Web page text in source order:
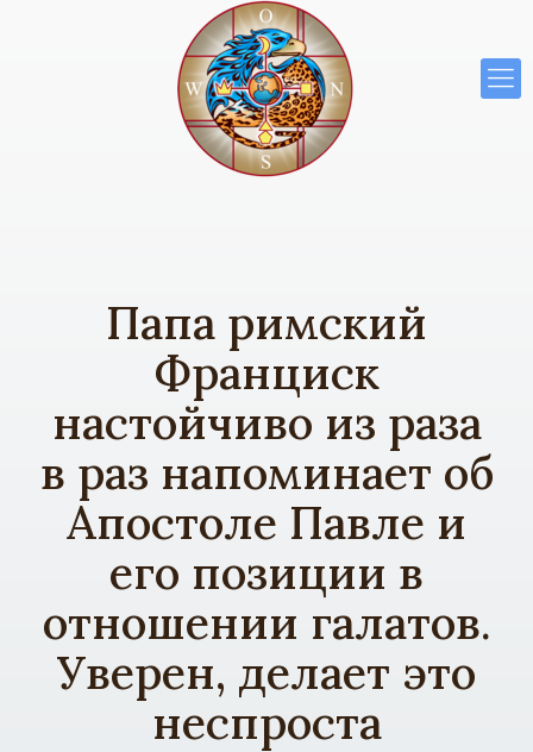
Папа римский
Франциск
настойчиво из раза
в раз напоминает об
Апостоле Павле и
его позиции в
отношении галатов.
Уверен, делает это
неспроста